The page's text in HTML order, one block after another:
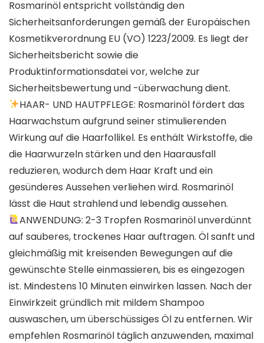
Rosmarinöl entspricht vollständig den
Sicherheitsanforderungen gemäß der Europäischen
Kosmetikverordnung EU (VO) 1223/2009. Es liegt der
Sicherheitsbericht sowie die
Produktinformationsdatei vor, welche zur
Sicherheitsbewertung und -überwachung dient.
HAAR- UND HAUTPFLEGE: Rosmarinöl fördert das
Haarwachstum aufgrund seiner stimulierenden
Wirkung auf die Haarfollikel. Es enthält Wirkstoffe, die
die Haarwurzeln stärken und den Haarausfall
reduzieren, wodurch dem Haar Kraft und ein
gesünderes Aussehen verliehen wird. Rosmarinöl
lässt die Haut strahlend und lebendig aussehen.
ANWENDUNG: 2-3 Tropfen Rosmarinöl unverdünnt
auf sauberes, trockenes Haar auftragen. Öl sanft und
gleichmäßig mit kreisenden Bewegungen auf die
gewünschte Stelle einmassieren, bis es eingezogen
ist. Mindestens 10 Minuten einwirken lassen. Nach der
Einwirkzeit gründlich mit mildem Shampoo
auswaschen, um überschüssiges Öl zu entfernen. Wir
empfehlen Rosmarinöl täglich anzuwenden, maximal